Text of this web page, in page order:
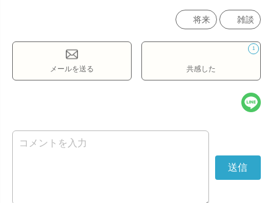
将来 雑談
メールを送る
1
共感した